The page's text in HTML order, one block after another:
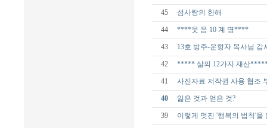
45 섬사랑의 한해
44 ****웃 음 10 계 명****
43 13호 방주-운항자 목사님 감
42 ***** 삶의 12가지 재산
41 사진자료 저작권 사용 협조
40 잃은 것과 얻은 것?
39 이렇게 멋진 '행복의 법칙'을